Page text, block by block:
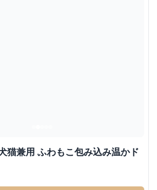
猫兼用 ふわもこ包み込み温かド